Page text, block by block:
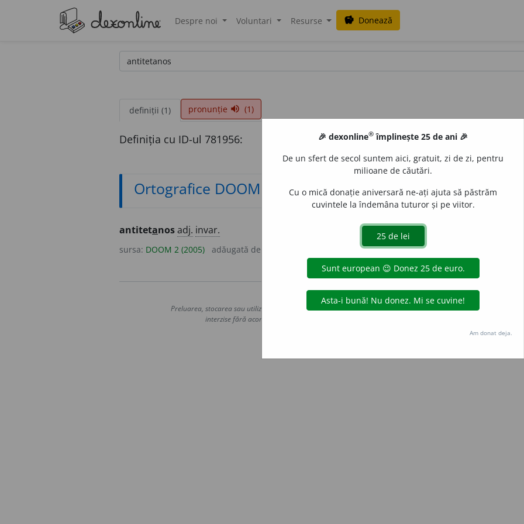
Despre noi Voluntari Resurse savings Donează
definiții (1) pronunție volume_up (1)
Definiția cu ID-ul 781956:
Ortografice DOOM
antitetanosadj. invar.
sursa: DOOM 2 (2005) adăugată de
Copyright © 2004-2026 dexonline (https://dexonline.ro)
Preluarea, stocarea sau utilizarea datelor de pe acest site, inclusiv prin orice metode de extragere automată
interzise fără acordul nostru prealabil scris, cu excepția seturilor de date oferite oficial spre utilizare
Hosterion
🎉 dexonline® împlinește 25 de ani 🎉
De un sfert de secol suntem aici, gratuit, zi de zi, pentru
milioane de căutări.
Cu o mică donație aniversară ne-ați ajuta să păstrăm
cuvintele la îndemâna tuturor și pe viitor.
Am donat deja.